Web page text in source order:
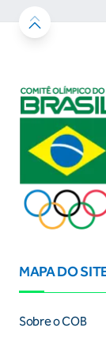
MAPA DO
Sobre o COB